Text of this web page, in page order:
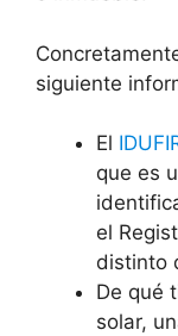
siguiente
El
que es
el
distinto
De qué
solar,